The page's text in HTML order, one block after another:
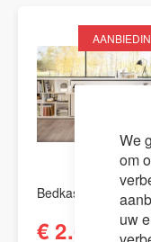
We
om
uw
Bedkast Kali board.
€ 2.698,00